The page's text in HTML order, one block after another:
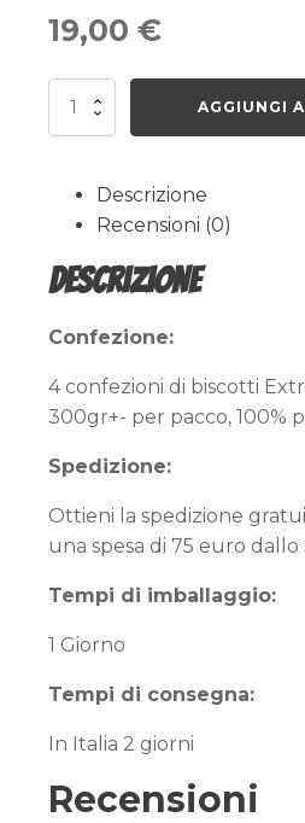
19,00 €
Biscotti
Duri
confezioni
quantità
AGGIUNGI
Descrizione
Recensioni (0)
Descrizione
Confezione:
4 confezioni di biscotti
300gr+- per pacco, 100%
Spedizione:
Ottieni la spedizione
una spesa di 75 euro
Tempi di imballaggio:
1 Giorno
Tempi di consegna:
In Italia 2 giorni
Recensioni